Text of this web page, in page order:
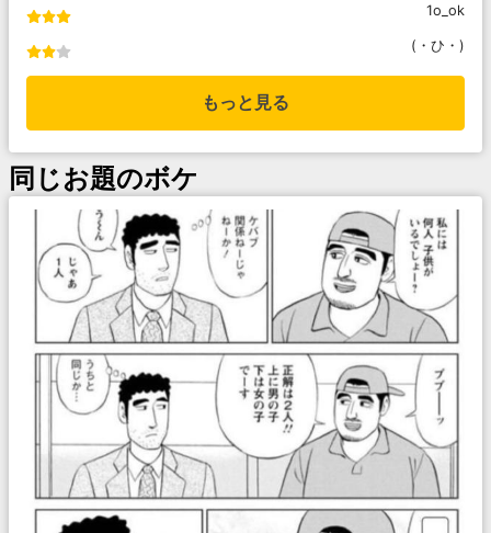
1o_ok
(・ひ・)
もっと見る
同じお題のボケ